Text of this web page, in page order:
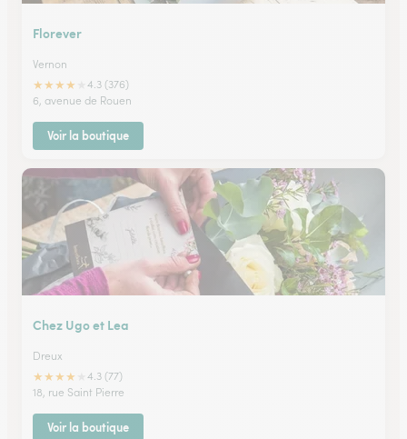
Florever
Vernon
★★★★
4.3 (376)
6, avenue de Rouen
Voir la boutique
Chez Ugo et Lea
Dreux
★★★★
4.3 (77)
18, rue Saint Pierre
Voir la boutique